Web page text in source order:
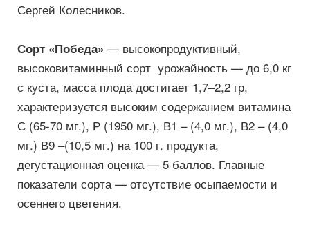
Сергей Колесников.
Сорт «Победа» — высокопродуктивный,
высоковитаминный сорт урожайность — до 6,0 кг
с куста, масса плода достигает 1,7–2,2 гр,
характеризуется высоким содержанием витамина
С (65-70 мг.), Р (1950 мг.), В1 – (4,0 мг.), В2 – (4,0
мг.) В9 –(10,5 мг.) на 100 г. продукта,
дегустационная оценка — 5 баллов. Главные
показатели сорта — отсутствие осыпаемости и
осеннего цветения.